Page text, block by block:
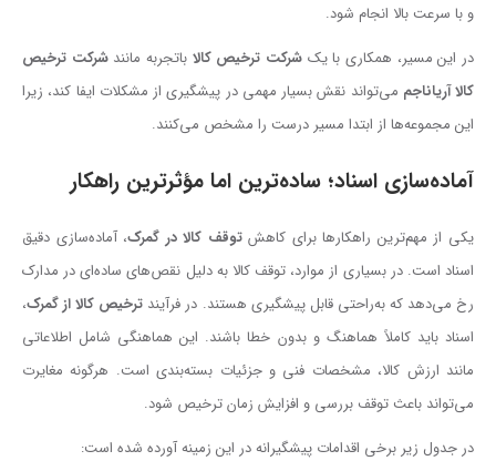
و با سرعت بالا انجام شود.
در این مسیر، همکاری با یک شرکت ترخیص کالا باتجربه مانندشرکت ترخیص
کالا آریاناجم می‌تواند نقش بسیار مهمی در پیشگیری از مشکلات ایفا کند، زیرا
این مجموعه‌ها از ابتدا مسیر درست را مشخص می‌کنند.
آماده‌سازی اسناد؛ ساده‌ترین اما مؤثرترین راهکار
یکی از مهم‌ترین راهکارها برای کاهشتوقف کالا در گمرک، آماده‌سازی دقیق
اسناد است. در بسیاری از موارد، توقف کالا به دلیل نقص‌های ساده‌ای در مدارک
رخ می‌دهد که به‌راحتی قابل پیشگیری هستند. در فرآیند ترخیص کالا از گمرک،
اسناد باید کاملاً هماهنگ و بدون خطا باشند. این هماهنگی شامل اطلاعاتی
مانند ارزش کالا، مشخصات فنی و جزئیات بسته‌بندی است. هرگونه مغایرت
می‌تواند باعث توقف بررسی و افزایش زمان ترخیص شود.
در جدول زیر برخی اقدامات پیشگیرانه در این زمینه آورده شده است: